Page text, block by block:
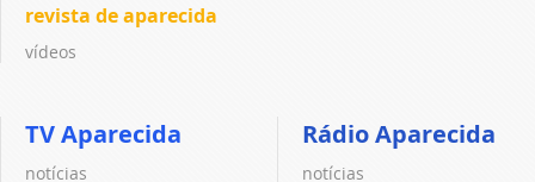
revista de aparecida
vídeos
TV Aparecida
notícias
Rádio Aparecida
notícias